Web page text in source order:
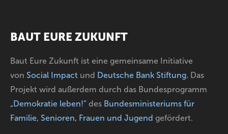
BAUT EURE ZUKUNFT
Baut Eure Zukunft ist eine gemeinsame Initiative
von Social Impact und Deutsche Bank Stiftung. Das
Projekt wird außerdem durch das Bundesprogramm
„Demokratie leben!“ des Bundesministeriums für
Familie, Senioren, Frauen und Jugend gefördert.